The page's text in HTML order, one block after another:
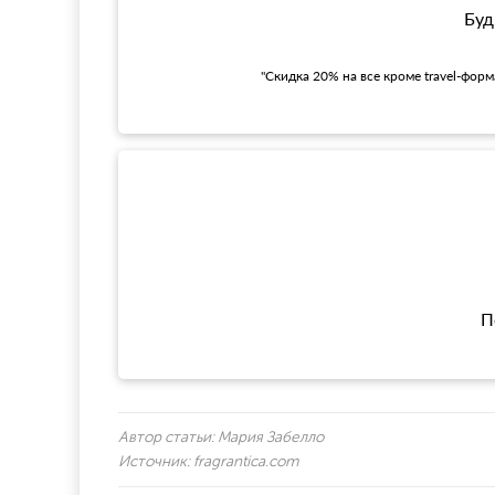
"Скидка 20% на все кроме travel-
Автор статьи: Мария Забелло
Источник: fragrantica.com